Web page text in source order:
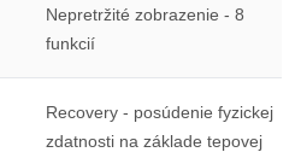
Nepretržité zobrazenie - 8
funkcií
Recovery - posúdenie fyzickej
zdatnosti na základe tepovej